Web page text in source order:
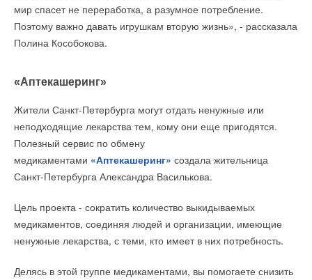
мир спасет не переработка, а разумное потребление.
Поэтому важно давать игрушкам вторую жизнь», - рассказала
Полина Кособокова.
«Аптекашеринг»
Жители Санкт-Петербурга могут отдать ненужные или
неподходящие лекарства тем, кому они еще пригодятся.
Полезный сервис по обмену
медикаментами «Аптекашеринг» создала жительница
Санкт-Петербурга Александра Василькова.
Цель проекта - сократить количество выкидываемых
медикаментов, соединяя людей и организации, имеющие
ненужные лекарства, с теми, кто имеет в них потребность.
Делясь в этой группе медикаментами, вы помогаете снизить